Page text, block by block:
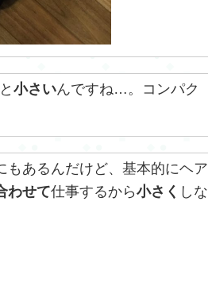
小さいんですね…。コンパク
もあるんだけど、基本的にヘア
わせて仕事するから小さく しな